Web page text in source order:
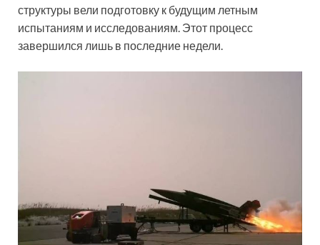
структуры вели подготовку к будущим летным
испытаниям и исследованиям. Этот процесс
завершился лишь в последние недели.